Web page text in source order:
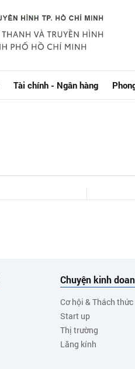
Tài chính - Ngân hàng
Chuyện kinh
Cơ hội & Thách thức
Start up
Thị trường
Lăng kính